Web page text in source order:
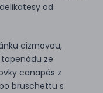
od
cizrnovou,
ze
canapés z
bruschettu s